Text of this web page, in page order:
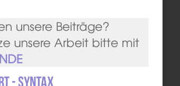
unsere Beiträge?
unsere Arbeit bitte mit
- Syntax